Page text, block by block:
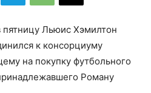
Льюис Хэмилтон
к консорциуму
на покупку футбольного
Роману